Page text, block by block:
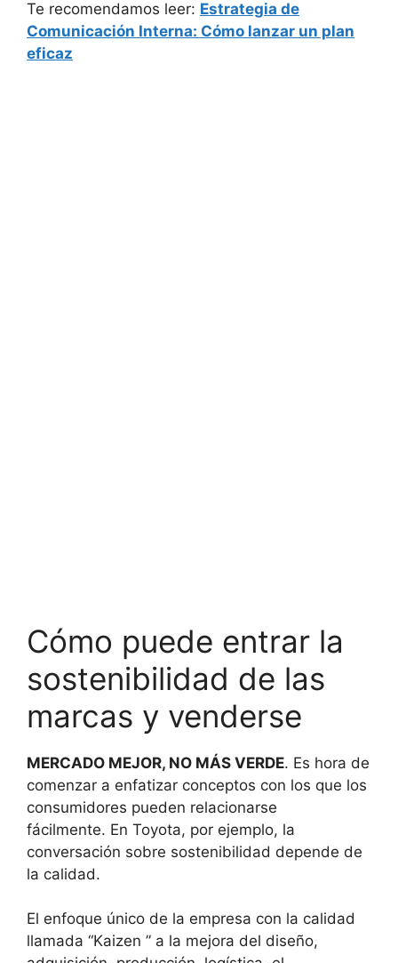
Te recomendamos leer: Estrategia de
Comunicación Interna: Cómo lanzar un plan
eficaz
Cómo puede entrar la
sostenibilidad de las
marcas y venderse
MERCADO MEJOR, NO MÁS VERDE. Es hora de
comenzar a enfatizar conceptos con los que los
consumidores pueden relacionarse
fácilmente. En Toyota, por ejemplo, la
conversación sobre sostenibilidad depende de
la calidad.
El enfoque único de la empresa con la calidad
llamada “Kaizen ” a la mejora del diseño,